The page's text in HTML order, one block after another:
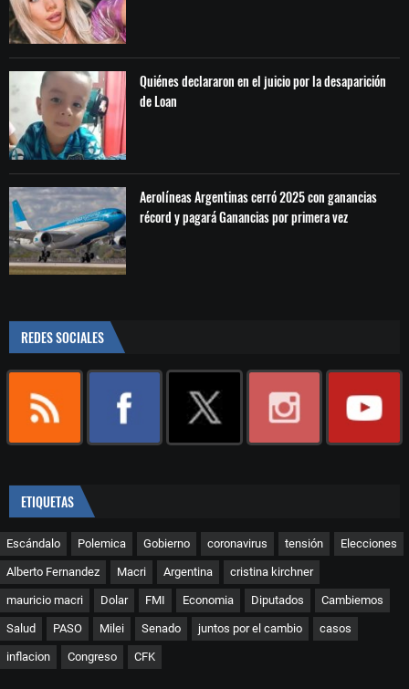
Quiénes declararon en el juicio por la desaparición
de Loan
Aerolíneas Argentinas cerró 2025 con ganancias
récord y pagará Ganancias por primera vez
REDES SOCIALES
ETIQUETAS
Escándalo Polemica Gobierno coronavirus tensión Elecciones
Alberto Fernandez Macri Argentina cristina kirchner
mauricio macri Dolar FMI Economia Diputados Cambiemos
Salud PASO Milei Senado juntos por el cambio casos
inflacion Congreso CFK